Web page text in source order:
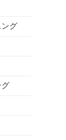
グ
グ